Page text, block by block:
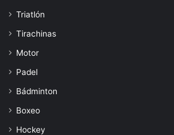
Triatlón
Tirachinas
Motor
Padel
Bádminton
Boxeo
Hockey